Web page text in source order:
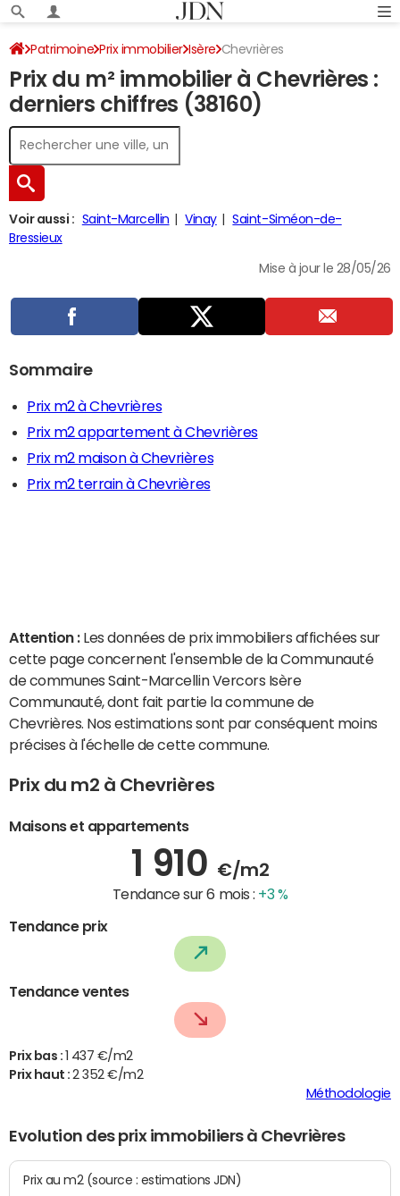
Patrimoine Prix immobilier Isère Chevrières
Prix du m² immobilier à Chevrières :
derniers chiffres (38160)
Voir aussi : Saint-Marcellin Vinay
Saint-Siméon-de-
Bressieux
Mise à jour le 28/05/26
Sommaire
Prix m2 à Chevrières
Prix m2 appartement à Chevrières
Prix m2 maison à Chevrières
Prix m2 terrain à Chevrières
Attention : Les données de prix immobiliers affichées sur
cette page concernent l'ensemble de la Communauté
de communes Saint-Marcellin Vercors Isère
Communauté, dont fait partie la commune de
Chevrières. Nos estimations sont par conséquent moins
précises à l'échelle de cette commune.
Prix du m2 à Chevrières
Maisons et appartements
1 910 €/m2
Tendance sur 6 mois : +3 %
Tendance prix
Tendance ventes
Prix bas :
1 437 €/m2
Prix haut :2 352 €/m2
Méthodologie
Evolution des prix immobiliers à Chevrières
Prix au m2 (source : estimations JDN)